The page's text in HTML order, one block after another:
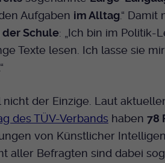
Aufgaben im Alltag.“
der Schule: „Ich bin im Politik-
Texte lesen. Ich lasse sie
nicht der Einzige. Laut
des TÜV-Verbandshaben 78
von Künstlicher
aller Befragten sind dabei
cookie_optin-[n]
EKHN
Dient zur Speicherung der
Einstellungen. Eine optionale
dem Namen gibt lediglich eine
Versionsnummer an.